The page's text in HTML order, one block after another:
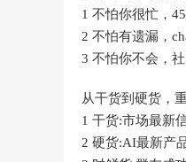
1 不怕你很忙，
2 不怕有遗漏，
3 不怕你不会，
从干货到硬货，
1 干货:市场最新
2 硬货:AI最新产